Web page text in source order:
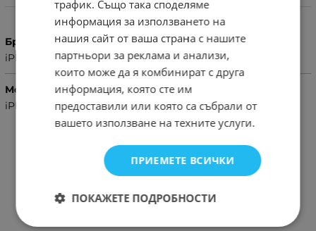
Характеристики
Бранд
iPhone
Модел Телефон
iPhone 5S,iPhone 5G
трафик. Също така споделяме
информация за използването на
нашия сайт от ваша страна с нашите
партньори за реклама и анализи,
които може да я комбинират с друга
информация, която сте им
предоставили или която са събрали от
вашето използване на техните услуги.
ПРИЕМЕТЕ ВСИЧКИ
ПОКАЖЕТЕ ПОДРОБНОСТИ